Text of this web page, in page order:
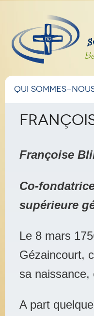
Menu
principal
Aller
principal
Aller
secondaire
Qui sommes-
Françoise
Co-
supérieure
Le 8 mars
Gézaincourt,
sa naissance,
A part